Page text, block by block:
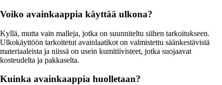
Voiko avainkaappia käyttää ulkona?
Kyllä, mutta vain malleja, jotka on suunniteltu siihen tarkoitukseen.
Ulkokäyttöön tarkoitetut avainlaatikot on valmistettu säänkestävistä
materiaaleista ja niissä on usein kumitiivisteet, jotka suojaavat
kosteudelta ja pakkaselta.
Kuinka avainkaappia huolletaan?